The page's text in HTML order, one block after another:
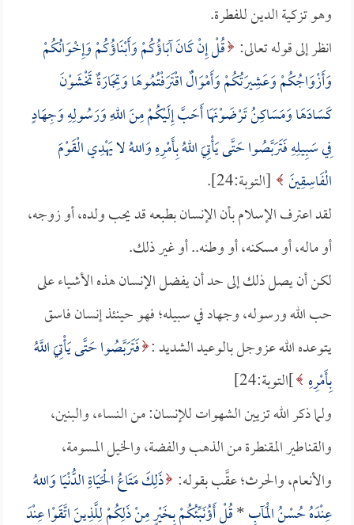
وهو تزكية الدين للفطرة.
انظر إلى قوله تعالى: قُلْ إِنْ كَانَ آبَاؤُكُمْ وَأَبْنَاؤُكُمْ وَإِخْوَانُكُمْ
وَأَزْوَاجُكُمْ وَعَشِيرَتُكُمْ وَأَمْوَالٌ اقْتَرَفْتُمُوهَا وَتِجَارَةٌ تَخْشَوْنَ
كَسَادَهَا وَمَسَاكِنُ تَرْضَوْنَهَا أَحَبَّ إِلَيْكُمْ مِنَ اللهِ وَرَسُولِهِ وَجِهَادٍ
فِي سَبِيلِهِ فَتَرَبَّصُوا حَتَّى يَأْتِيَ اللهُ بِأَمْرِهِ وَاللهُ لا يَهْدِي الْقَوْمَ
الْفَاسِقِينَ [التوبة:24].
لقد اعترف الإسلام بأن الإنسان بطبعه قد يحب ولده، أو زوجه،
أو ماله، أو مسكنه، أو وطنه.. أو غير ذلك.
لكن أن يصل ذلك إلى حد أن يفضل الإنسان هذه الأشياء على
حب الله ورسوله، وجهاد في سبيله؛ فهو حينئذ إنسان فاسق
يتوعده الله عزوجل بالوعيد الشديد : فَتَرَبَّصُوا حَتَّى يَأْتِيَ اللَّهُ
بِأَمْرِهِ ]التوبة:24]
ولما ذكر الله تزيين الشهوات للإنسان: من النساء، والبنين،
والقناطير المقنطرة من الذهب والفضة، والخيل المسومة،
والأنعام، والحرث؛ عقَّب بقوله: ذَلِكَ مَتَاعُ الْحَيَاةِ الدُّنْيَا وَاللهُ
عِنْدَهُ حُسْنُ الْمَآبِ*قُلْ أَؤُنَبِّئُكُمْ بِخَيْرٍ مِنْ ذَلِكُمْ لِلَّذِينَ اتَّقَوْا عِنْدَ